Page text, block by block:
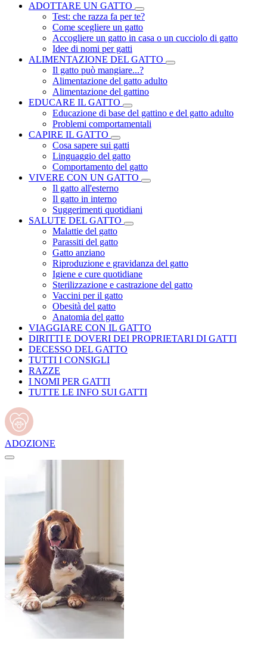
ADOTTARE UN GATTO
Test: che razza fa per te?
Come scegliere un gatto
Accogliere un gatto in casa o un cucciolo di gatto
Idee di nomi per gatti
ALIMENTAZIONE DEL GATTO
Il gatto può mangiare...?
Alimentazione del gatto adulto
Alimentazione del gattino
EDUCARE IL GATTO
Educazione di base del gattino e del gatto adulto
Problemi comportamentali
CAPIRE IL GATTO
Cosa sapere sui gatti
Linguaggio del gatto
Comportamento del gatto
VIVERE CON UN GATTO
Il gatto all'esterno
Il gatto in interno
Suggerimenti quotidiani
SALUTE DEL GATTO
Malattie del gatto
Parassiti del gatto
Gatto anziano
Riproduzione e gravidanza del gatto
Igiene e cure quotidiane
Sterilizzazione e castrazione del gatto
Vaccini per il gatto
Obesità del gatto
Anatomia del gatto
VIAGGIARE CON IL GATTO
DIRITTI E DOVERI DEI PROPRIETARI DI GATTI
DECESSO DEL GATTO
TUTTI I CONSIGLI
RAZZE
I NOMI PER GATTI
TUTTE LE INFO SUI GATTI
ADOZIONE